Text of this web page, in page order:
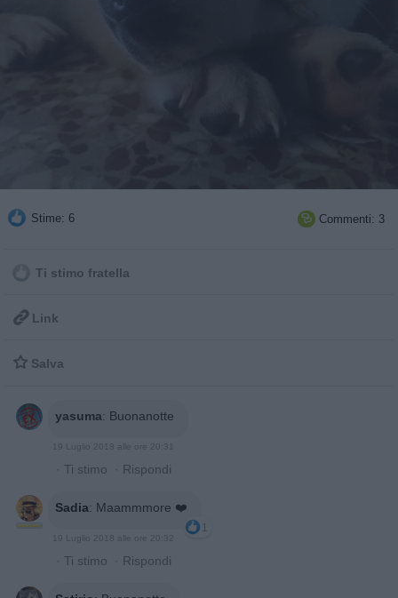
Stime: 6  Commenti: 3
Ti stimo fratella
 Link
 Salva
yasuma: Buonanotte
19 Luglio 2018 alle ore 20:31
· Ti stimo · Rispondi
Sadia: Maammmore ❤️
1
19 Luglio 2018 alle ore 20:32
· Ti stimo · Rispondi